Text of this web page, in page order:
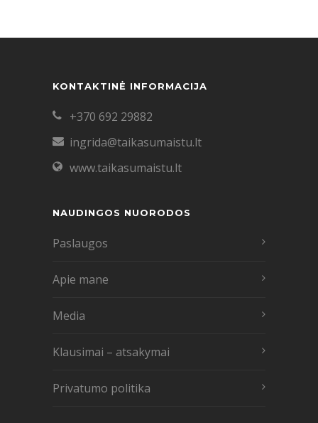
KONTAKTINĖ INFORMACIJA
+370 692 29882
ingrida@taikasumaistu.lt
www.taikasumaistu.lt
NAUDINGOS NUORODOS
Paslaugos
Apie mane
Media
Klausimai – atsakymai
Privatumo politika